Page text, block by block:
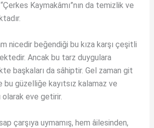
Kaymakâmı”nın da temizlik ve
nicedir beğendiği bu kıza karşı çeşitli
Ancak bu tarz duygulara
başkaları da sâhiptir. Gel zaman git
bu güzelliğe kayıtsız kalamaz ve
olarak eve getirir.
çarşıya uymamış, hem âilesinden,